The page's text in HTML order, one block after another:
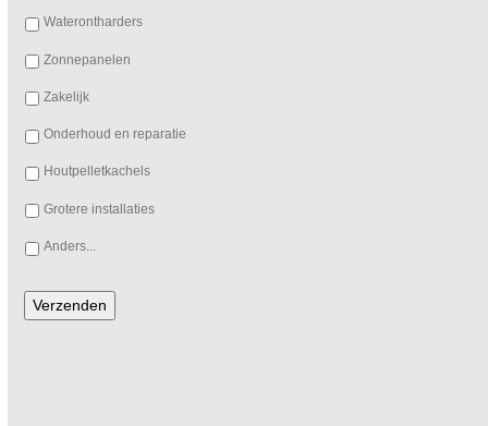
Waterontharders
Zonnepanelen
Zakelijk
Onderhoud en reparatie
Houtpelletkachels
Grotere installaties
Anders...
Verzenden